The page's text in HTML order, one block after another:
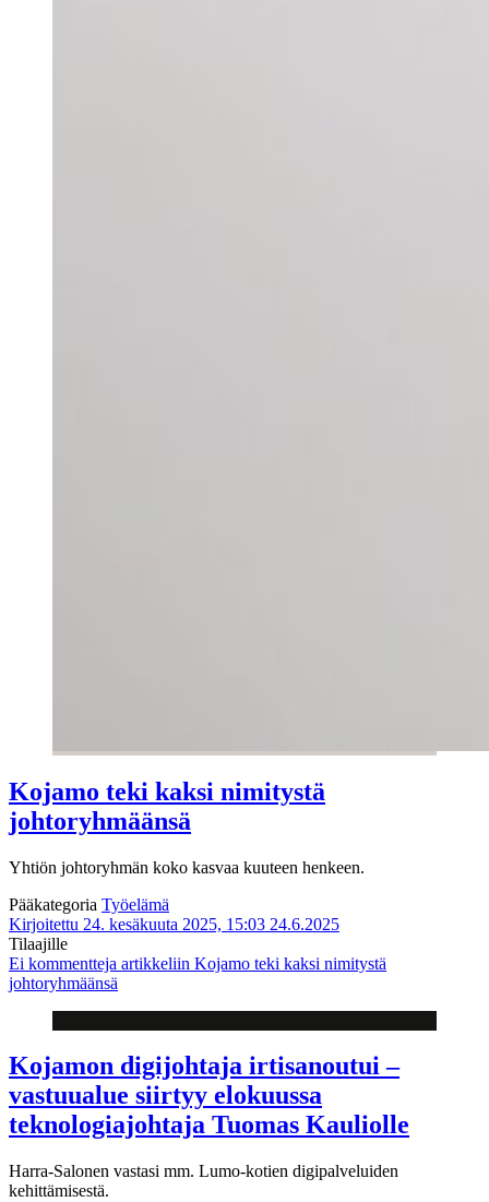
Kojamo teki kaksi nimitystä
johtoryhmäänsä
Yhtiön johtoryhmän koko kasvaa kuuteen henkeen.
Pääkategoria Työelämä
Kirjoitettu 24. kesäkuuta 2025, 15:03 24.6.2025
Tilaajille
Ei kommentteja artikkeliin Kojamo teki kaksi nimitystä
johtoryhmäänsä
Kojamon digijohtaja irtisanoutui –
vastuualue siirtyy elokuussa
teknologiajohtaja Tuomas Kauliolle
Harra-Salonen vastasi mm. Lumo-kotien digipalveluiden
kehittämisestä.